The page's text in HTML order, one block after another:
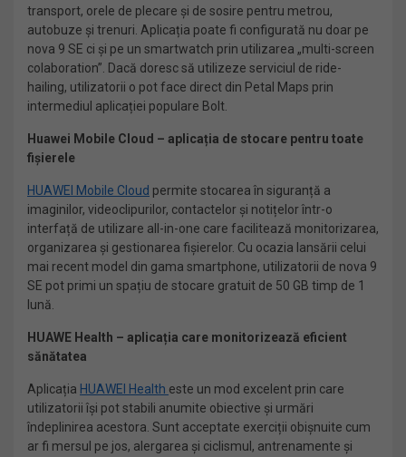
transport, orele de plecare și de sosire pentru metrou,
autobuze și trenuri. Aplicația poate fi configurată nu doar pe
nova 9 SE ci și pe un smartwatch prin utilizarea „multi-screen
colaboration”. Dacă doresc să utilizeze serviciul de ride-
hailing, utilizatorii o pot face direct din Petal Maps prin
intermediul aplicației populare Bolt.
Huawei Mobile Cloud – aplicația de stocare pentru toate
fișierele
HUAWEI Mobile Cloud permite stocarea în siguranță a
imaginilor, videoclipurilor, contactelor și notițelor într-o
interfață de utilizare all-in-one care facilitează monitorizarea,
organizarea și gestionarea fișierelor. Cu ocazia lansării celui
mai recent model din gama smartphone, utilizatorii de nova 9
SE pot primi un spațiu de stocare gratuit de 50 GB timp de 1
lună.
HUAWE Health – aplicația care monitorizează eficient
sănătatea
Aplicația HUAWEI Health este un mod excelent prin care
utilizatorii își pot stabili anumite obiective și urmări
îndeplinirea acestora. Sunt acceptate exerciții obișnuite cum
ar fi mersul pe jos, alergarea și ciclismul, antrenamente și